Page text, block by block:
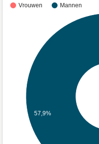
Vrouwen Mannen
57,9%